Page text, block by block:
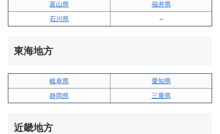
富山県
福井県
石川県
–
東海地方
岐阜県
愛知県
静岡県
三重県
近畿地方